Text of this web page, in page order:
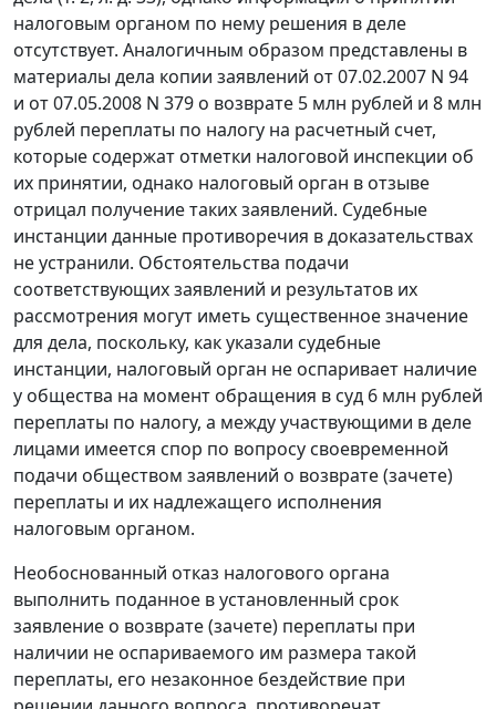
налоговым органом по нему решения в деле
отсутствует. Аналогичным образом представлены в
материалы дела копии заявлений от 07.02.2007 N 94
и от 07.05.2008 N 379 о возврате 5 млн рублей и 8 млн
рублей переплаты по налогу на расчетный счет,
которые содержат отметки налоговой инспекции об
их принятии, однако налоговый орган в отзыве
отрицал получение таких заявлений. Судебные
инстанции данные противоречия в доказательствах
не устранили. Обстоятельства подачи
соответствующих заявлений и результатов их
рассмотрения могут иметь существенное значение
для дела, поскольку, как указали судебные
инстанции, налоговый орган не оспаривает наличие
у общества на момент обращения в суд 6 млн рублей
переплаты по налогу, а между участвующими в деле
лицами имеется спор по вопросу своевременной
подачи обществом заявлений о возврате (зачете)
переплаты и их надлежащего исполнения
налоговым органом.
Необоснованный отказ налогового органа
выполнить поданное в установленный срок
заявление о возврате (зачете) переплаты при
наличии не оспариваемого им размера такой
переплаты, его незаконное бездействие при